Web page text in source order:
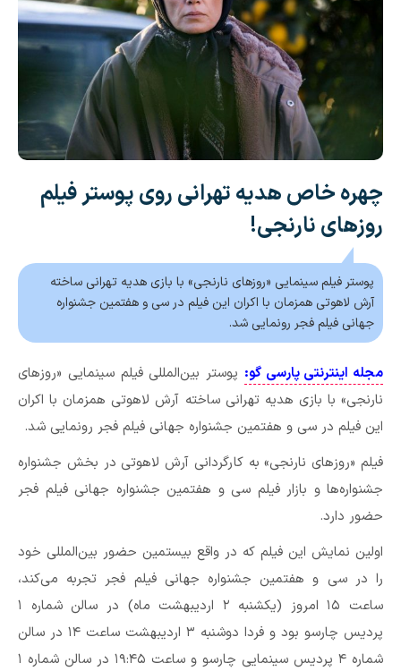
چهره خاص هدیه تهرانی روی پوستر فیلم
روزهای نارنجی!
پوستر فیلم سینمایی «روزهای نارنجی» با بازی هدیه تهرانی ساخته
آرش لاهوتی همزمان با اکران این فیلم در سی و هفتمین جشنواره
جهانی فیلم فجر رونمایی شد.
مجله اینترنتی پارسی گو: پوستر بین‌المللی فیلم سینمایی «روزهای
نارنجی» با بازی هدیه تهرانی ساخته آرش لاهوتی همزمان با اکران
این فیلم در سی و هفتمین جشنواره جهانی فیلم فجر رونمایی شد.
فیلم «روزهای نارنجی» به کارگردانی آرش لاهوتی در بخش جشنواره
جشنواره‌ها و بازار فیلم سی و هفتمین جشنواره جهانی فیلم فجر
حضور دارد.
اولین نمایش این فیلم که در واقع بیستمین حضور بین‌المللی خود
را در سی و هفتمین جشنواره جهانی فیلم فجر تجربه می‌کند،
ساعت ۱۵ امروز (یکشنبه ۲ اردیبهشت ماه) در سالن شماره ۱
پردیس چارسو بود و فردا دوشنبه ۳ اردیبهشت‌ ساعت ۱۴ در سالن
شماره ۴ پردیس سینمایی چارسو و ساعت ۱۹:۴۵ در سالن شماره ۱